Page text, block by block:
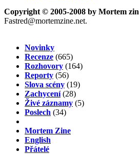
Copyright © 2005-2008 by Mortem
Fastred@mortemzine.net.
Novinky
Recenze (665)
Rozhovory (164)
Reporty (56)
Slova scény (19)
Zachycení (28)
Živé záznamy (5)
Poslech (34)
Mortem Zine
English
Přátelé